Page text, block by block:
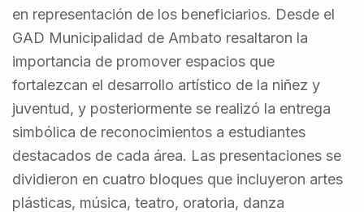
en representación de los beneficiarios. Desde el
GAD Municipalidad de Ambato resaltaron la
importancia de promover espacios que
fortalezcan el desarrollo artístico de la niñez y
juventud, y posteriormente se realizó la entrega
simbólica de reconocimientos a estudiantes
destacados de cada área. Las presentaciones se
dividieron en cuatro bloques que incluyeron artes
plásticas, música, teatro, oratoria, danza